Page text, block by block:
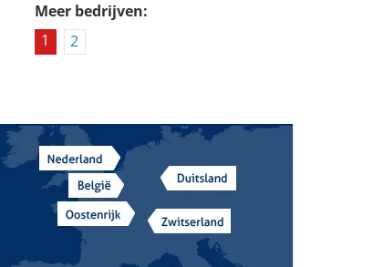
Meer bedrijven:
1
2